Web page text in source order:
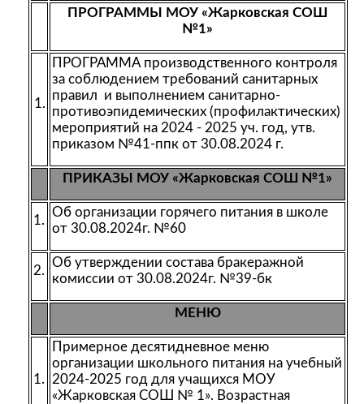
ПРОГРАММЫ МОУ «Жарковская СОШ
№1»
1.
ПРОГРАММА производственного контроля
за соблюдением требований санитарных
правил и выполнением санитарно-
противоэпидемических (профилактических)
мероприятий на 2024 - 2025 уч. год, утв.
приказом №41-ппк от 30.08.2024 г.
ПРИКАЗЫ МОУ «Жарковская СОШ №1»
1.
Об организации горячего питания в школе
от 30.08.2024г. №60
2.
Об утверждении состава бракеражной
комиссии от 30.08.2024г. №39-бк
МЕНЮ
1.
Примерное десятидневное меню
организации школьного питания на учебный
2024-2025 год для учащихся МОУ
«Жарковская СОШ № 1». Возрастная